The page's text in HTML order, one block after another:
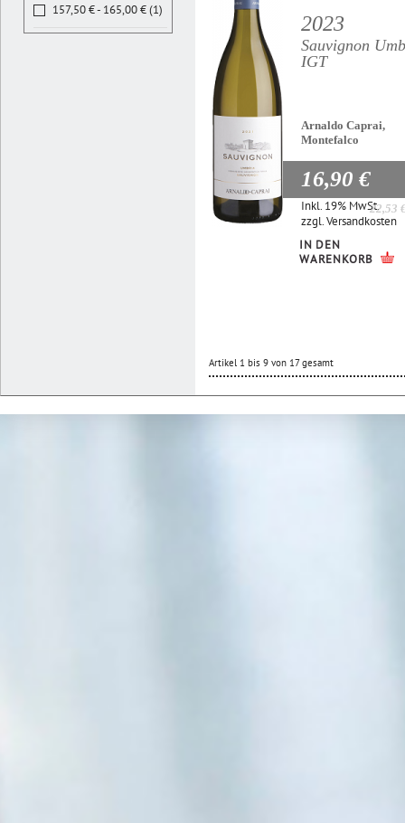
2023
Sauvignon
IGT
Arnaldo Caprai,
Montefalco
16,90 €
22,53
Inkl. 19% MwSt.
zzgl.Versandkosten
IN DEN
WARENKORB
Artikel 1 bis 9 von 17 gesamt
157,50 € - 165,00 € (1)